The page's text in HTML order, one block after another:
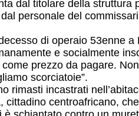
dal titolare della struttura
personale del
di operaio 53enne a
e socialmente
prezzo da pagare.
scorciatoie”.
rimasti incastrati
cittadino centroafricano,